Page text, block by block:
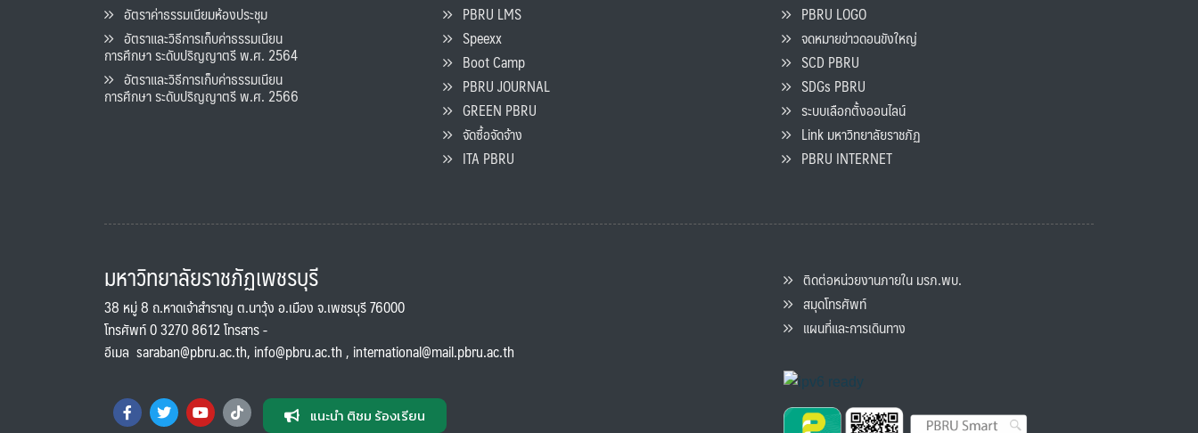
อัตราค่าธรรมเนียมห้องประชุม
อัตราและวิธีการเก็บค่าธรรมเนียน
การศึกษา ระดับปริญญาตรี พ.ศ. 2564
อัตราและวิธีการเก็บค่าธรรมเนียน
การศึกษา ระดับปริญญาตรี พ.ศ. 2566
PBRU LMS
Speexx
Boot Camp
PBRU JOURNAL
GREEN PBRU
จัดซื้อจัดจ้าง
ITA PBRU
PBRU LOGO
จดหมายข่าวดอนขังใหญ่
SCD PBRU
SDGs PBRU
ระบบเลือกตั้งออนไลน์
Link มหาวิทยาลัยราชภัฏ
PBRU INTERNET
มหาวิทยาลัยราชภัฏเพชรบุรี
38 หมู่ 8 ถ.หาดเจ้าสำราญ ต.นาวุ้ง อ.เมือง จ.เพชรบุรี 76000
โทรศัพท์ 0 3270 8612 โทรสาร -
อีเมล saraban@pbru.ac.th, info@pbru.ac.th, international@mail.pbru.ac.th
แนะนำ ติชม ร้องเรียน
ติดต่อหน่วยงานภายใน มรภ.พบ.
สมุดโทรศัพท์
แผนที่และการเดินทาง